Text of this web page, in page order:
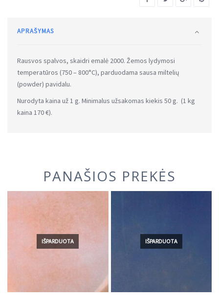
APRAŠYMAS
Rausvos spalvos, skaidri emalė 2000. Žemos lydymosi
temperatūros (750 – 800°C), parduodama sausa miltelių
(powder) pavidalu.
Nurodyta kaina už 1 g. Minimalus užsakomas kiekis 50 g. (1 kg
kaina 170 €).
PANAŠIOS PREKĖS
IŠPARDUOTA IŠPARDUOTA